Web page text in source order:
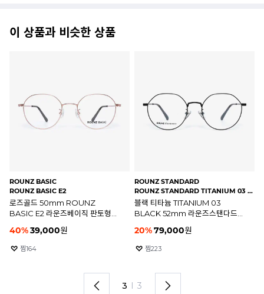
이 상품과 비슷한 상품
ROUNZ STANDARD
ROUNZ STANDARD TITANIUM 04 BLACK(53)
블랙 티타늄 TITANIUM 04
BLACK 53mm 라운즈스탠다드
20% 79,000원
찜274
STEPHANE CHRISTIAN
ANSER MBW(45)
매트 브라운 티타늄 ANSER
MBW 45mm 스테판크리스티앙
215,000원
찜128
1 I 3